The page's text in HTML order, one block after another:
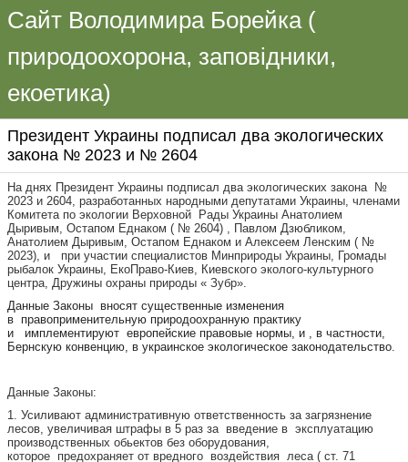
Сайт Володимира Борейка (
природоохорона, заповідники,
екоетика)
Президент Украины подписал два экологических
закона № 2023 и № 2604
На днях Президент Украины подписал два экологических закона №
2023 и 2604, разработанных народными депутатами Украины, членами
Комитета по экологии Верховной Рады Украины Анатолием
Дыривым, Остапом Еднаком ( № 2604) , Павлом Дзюбликом,
Анатолием Дыривым, Остапом Еднаком и Алексеем Ленским ( №
2023), и при участии специалистов Минприроды Украины, Громады
рыбалок Украины, ЕкоПраво-Киев, Киевского эколого-культурного
центра, Дружины охраны природы « Зубр».
Данные Законы вносят существенные изменения
в правоприменительную природоохранную практику
и имплементируют европейские правовые нормы, и , в частности,
Бернскую конвенцию, в украинское экологическое законодательство.
Данные Законы:
1. Усиливают административную ответственность за загрязнение
лесов, увеличивая штрафы в 5 раз за введение в эксплуатацию
производственных обьектов без оборудования,
которое предохраняет от вредного воздействия леса ( ст. 71